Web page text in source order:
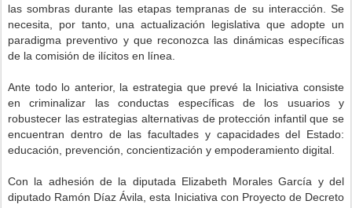
las sombras durante las etapas tempranas de su interacción. Se
necesita, por tanto, una actualización legislativa que adopte un
paradigma preventivo y que reconozca las dinámicas específicas
de la comisión de ilícitos en línea.
Ante todo lo anterior, la estrategia que prevé la Iniciativa consiste
en criminalizar las conductas específicas de los usuarios y
robustecer las estrategias alternativas de protección infantil que se
encuentran dentro de las facultades y capacidades del Estado:
educación, prevención, concientización y empoderamiento digital.
Con la adhesión de la diputada Elizabeth Morales García y del
diputado Ramón Díaz Ávila, esta Iniciativa con Proyecto de Decreto